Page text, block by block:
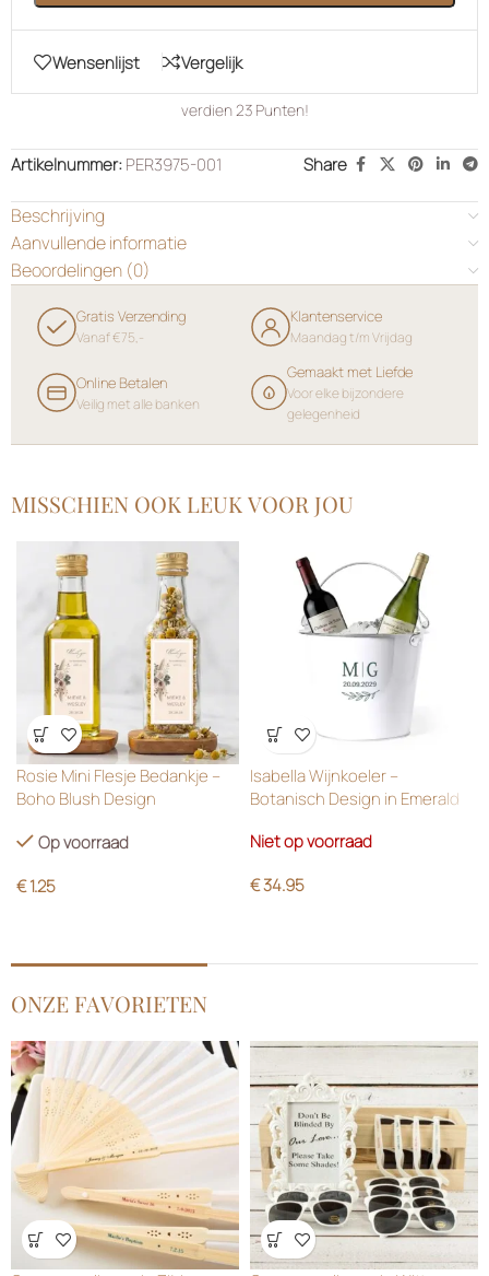
Wensenlijst Vergelijk
verdien23Punten!
Artikelnummer:PER3975-001 Share
Beschrijving
Aanvullende informatie
Beoordelingen (0)
Gratis Verzending
Vanaf €75,-
Klantenservice
Maandag t/m Vrijdag
Online Betalen
Veilig met alle banken
Gemaakt met Liefde
Voor elke bijzondere
gelegenheid
MISSCHIEN OOK LEUK VOOR JOU
Wensenlijst
Rosie Mini Flesje Bedankje –
Boho Blush Design
Op voorraad
€1.25
Wensenlijst
Isabella Wijnkoeler –
Botanisch Design in Emerald
Niet op voorraad
€34.95
ONZE FAVORIETEN
Wensenlijst
Wensenlijst